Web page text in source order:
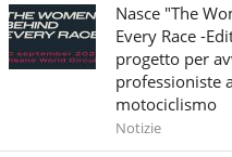
Nasce "The
Every Race -
progetto per
professioniste
motociclismo
Notizie